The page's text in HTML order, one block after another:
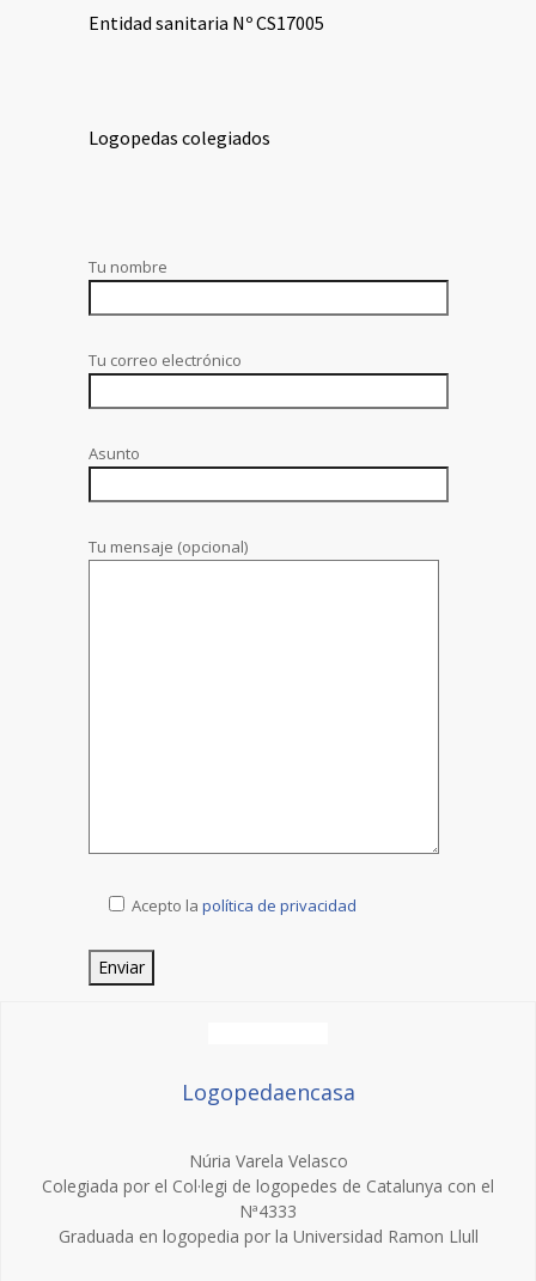
Entidad sanitaria Nº CS17005
Logopedas colegiados
Tu nombre
Tu correo electrónico
Asunto
Tu mensaje (opcional)
Acepto la política de privacidad
Logopedaencasa
Núria Varela Velasco
Colegiada por el Col·legi de logopedes de Catalunya con el
Nª4333
Graduada en logopedia por la Universidad Ramon Llull